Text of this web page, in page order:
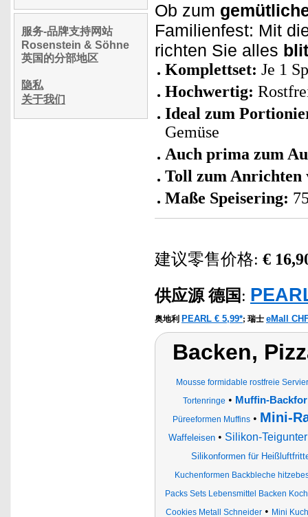
服务-品牌支持网站
Rosenstein & Söhne
英国的分部地区
隐私
关于我们
Ob zum
Familienfest: Mit
richten Sie alles
Komplettset: Je 1
Hochwertig:
Ideal zum
Gemüse
Auch prima zum
Toll zum Anrichten
Maße Speisering:
建议零售价格: €
供应源 德国 :
奥地利 PEARL € 5,99*; 瑞士 eMall
Backen,
Mousse formidable rostfreie
Tortenringe • Muffin-
Püreeformen Muffins • Mini-
Waffeleisen • Silikon-
Silikonformen für
Kuchenformen Backbleche
Packs Sets Lebensmittel Backen
Cookies Metall Schneider• Mini